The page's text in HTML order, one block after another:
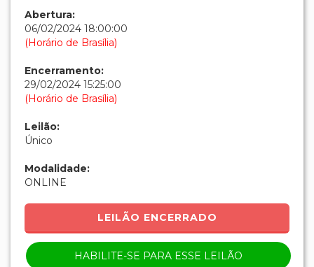
Abertura:
06/02/2024 18:00:00
(Horário de Brasília)
Encerramento:
29/02/2024 15:25:00
(Horário de Brasília)
Leilão:
Único
Modalidade:
ONLINE
LEILÃO ENCERRADO
HABILITE-SE PARA ESSE LEILÃO